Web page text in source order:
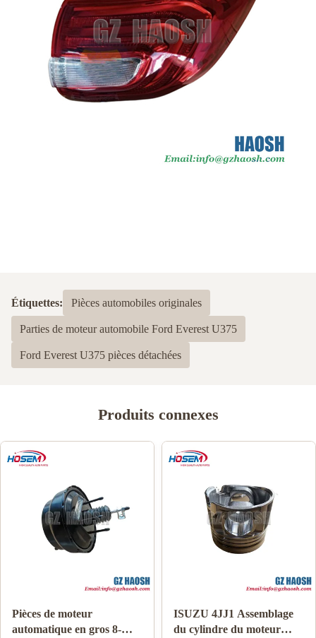
Étiquettes: Pièces automobiles originales
Parties de moteur automobile Ford Everest U375
Ford Everest U375 pièces détachées
Produits connexes
Pièces de moteur
automatique en gros 8-
ISUZU 4JJ1 Assemblage
du cylindre du moteur